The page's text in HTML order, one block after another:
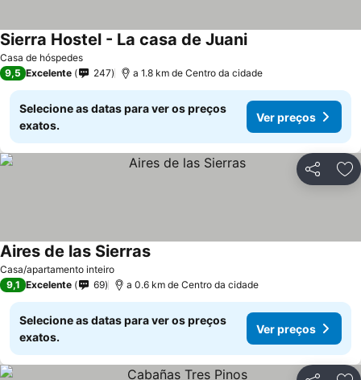
Casa de hóspedes
Sierra Hostel - La casa de Juani
9,5 Excelente 247 a 1.8 km de Centro da cidade
Selecione as datas para ver os preços
exatos.
Ver preços
Partilhar
Casa/apartamento inteiro
Aires de las Sierras
9,1 Excelente 69 a 0.6 km de Centro da cidade
Selecione as datas para ver os preços
exatos.
Ver preços